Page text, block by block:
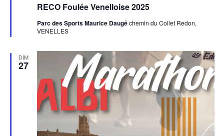
RECO Foulée Venelloise 2025
avant
Parc des Sports Maurice Daugéchemin du Collet Redon,
VENELLES
DIM
27